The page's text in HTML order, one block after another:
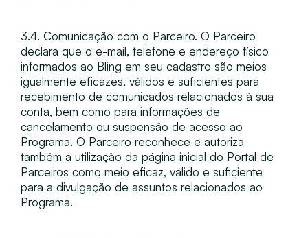
3.4. Comunicação com o Parceiro​. O Parceiro
declara que o e-mail, telefone e endereço físico
informados ao Bling em seu cadastro são meios
igualmente eficazes, válidos e suficientes para
recebimento de comunicados relacionados à sua
conta, bem como para informações de
cancelamento ou suspensão de acesso ao
Programa. O Parceiro reconhece e autoriza
também a utilização da página inicial do Portal de
Parceiros como meio eficaz, válido e suficiente
para a divulgação de assuntos relacionados ao
Programa.